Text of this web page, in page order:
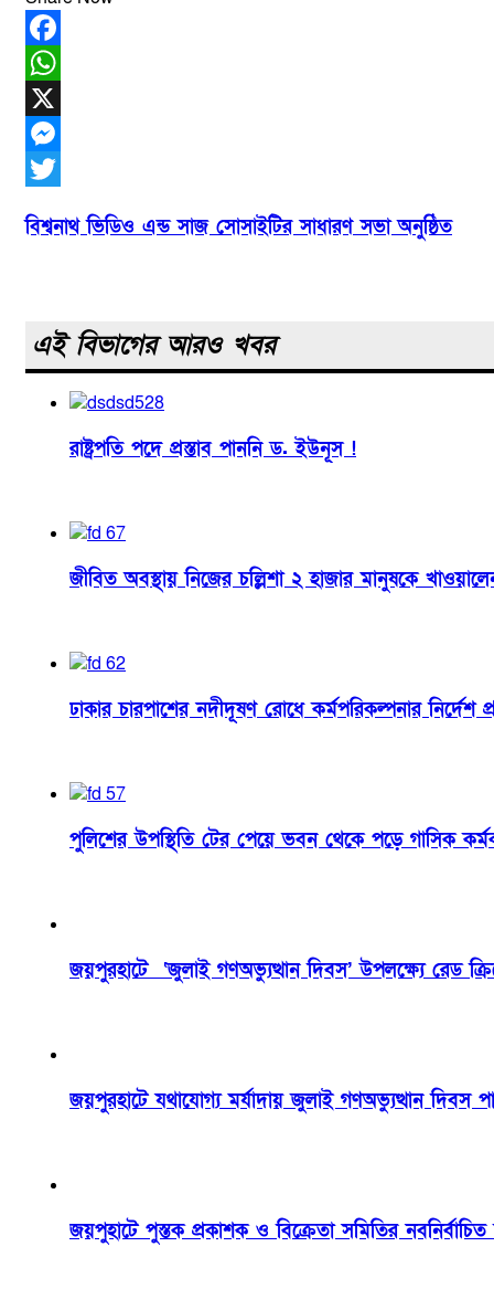
Facebook
WhatsApp
X
Messenger
Post
বিশ্বনাথ ভিডিও এন্ড সাজ সোসাইটির সাধারণ সভা অনুষ্ঠিত
এই বিভাগের আরও খবর
রাষ্ট্রপতি পদে প্রস্তাব পাননি ড. ইউনূস !
জীবিত অবস্থায় নিজের চল্লিশা ২ হাজার মানুষকে
ঢাকার চারপাশের নদীদূষণ রোধে কর্মপরিকল্পনার নির্দেশ
পুলিশের উপস্থিতি টের পেয়ে ভবন থেকে পড়ে গাসিক
জয়পুরহাটে ‘জুলাই গণঅভ্যুত্থান দিবস’ উপলক্ষ্যে রেড
জয়পুরহাটে যথাযোগ্য মর্যাদায় জুলাই গণঅভ্যুত্থান দিবস
জয়পুহাটে পুস্তক প্রকাশক ও বিক্রেতা সমিতির